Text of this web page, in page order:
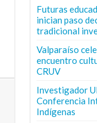
Futuras
inician paso
tradicional
Valparaíso
encuentro
CRUV
Investigador
Conferencia
Indígenas